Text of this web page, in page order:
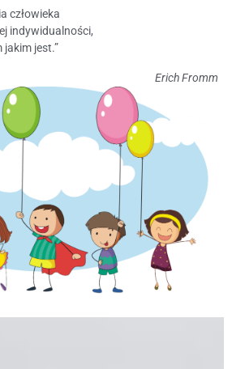
człowieka
indywidualności,
jakim jest.”
Erich Fromm